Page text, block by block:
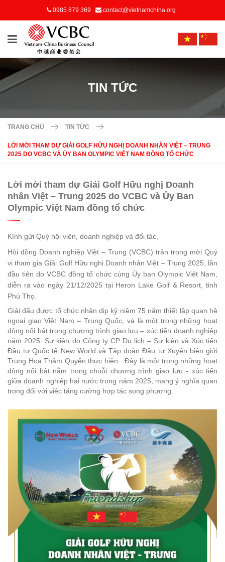
0985 879 369 contact@vietnamchina.org
TIN TỨC
TRANG CHỦ TIN TỨC
LỜI MỜI THAM DỰ GIẢI GOLF HỮU NGHỊ DOANH NHÂN VIỆT – TRUNG
2025 DO VCBC VÀ ỦY BAN OLYMPIC VIỆT NAM ĐỒNG TỔ CHỨC
Lời mời tham dự Giải Golf Hữu nghị Doanh
nhân Việt – Trung 2025 do VCBC và Ủy Ban
Olympic Việt Nam đồng tổ chức
Kính gửi Quý hội viên, doanh nghiệp và đối tác,
Hội đồng Doanh nghiệp Việt – Trung (VCBC) trân trọng mời Quý
vị tham gia Giải Golf Hữu nghị Doanh nhân Việt – Trung 2025, lần
đầu tiên do VCBC đồng tổ chức cùng Ủy ban Olympic Việt Nam,
diễn ra vào ngày 21/12/2025 tại Heron Lake Golf & Resort, tỉnh
Phú Thọ.
Giải đấu được tổ chức nhân dịp kỷ niệm 75 năm thiết lập quan hệ
ngoại giao Việt Nam – Trung Quốc, và là một trong những hoạt
động nổi bật trong chương trình giao lưu – xúc tiến doanh nghiệp
năm 2025. Sự kiện do Công ty CP Du lịch – Sự kiện và Xúc tiến
Đầu tư Quốc tế New World và Tập đoàn Đầu tư Xuyên biên giới
Trung Hoa Thâm Quyến thực hiện.
Đây là một trong những hoạt
động nổi bật nằm trong chuỗi chương trình giao lưu - xúc tiến
giữa doanh nghiệp hai nước trong năm 2025, mang ý nghĩa quan
trọng đối với việc tăng cường hợp tác song phương.